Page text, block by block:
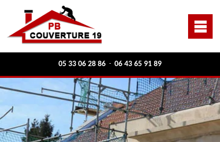
05 33 06 28 86 - 06 43 65 91 89